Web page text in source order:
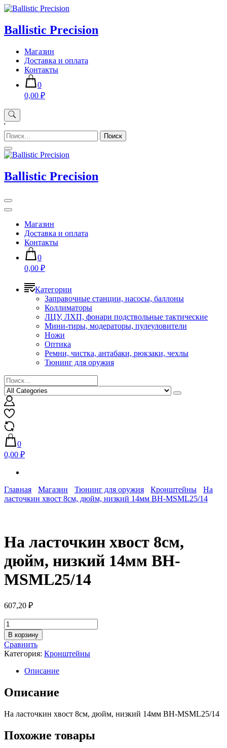
Skip
content
Ballistic Precision
Магазин
Доставка и оплата
Контакты
0
0,00 ₽
'
Найти:
Ballistic Precision
Магазин
Доставка и оплата
Контакты
0
0,00 ₽
Категории
Заправочные станции, насосы, баллоны
Коллиматоры
ЛЦУ, ЛХП, фонари подствольные тактические
Мини-тиры, модераторы, пулеуловители
Ножи
Оптика
Ремни, чистка, антабаки, рюкзаки, чехлы
Тюнинг для оружия
0
0,00 ₽
Главная Магазин Тюнинг для оружия Кронштейны
На
ласточкин хвост 8см, дюйм, низкий 14мм BH-MSML25/14
На ласточкин хвост 8см,
дюйм, низкий 14мм BH-
MSML25/14
607,20 ₽
Количество
товара
На
ласточкин
хвост
8см,
дюйм,
низкий
14мм
MSML25/14
В корзину
Сравнить
Категория: Кронштейны
Описание
Описание
На ласточкин хвост 8см, дюйм, низкий 14мм BH-MSML25/14
Похожие товары